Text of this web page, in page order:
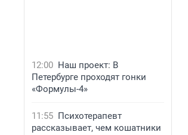
12:00 Наш проект: В
Петербурге проходят гонки
«Формулы-4»
11:55 Психотерапевт
рассказывает, чем кошатники